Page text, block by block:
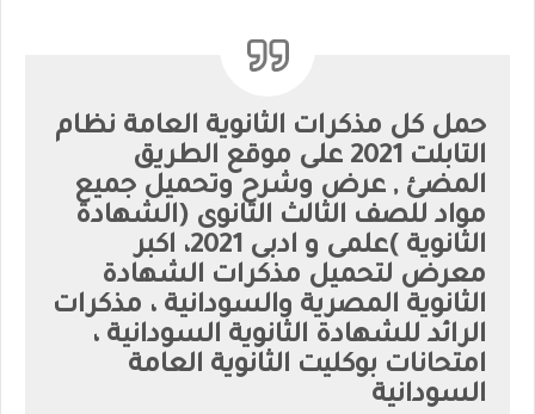
حمل كل مذكرات الثانوية العامة نظام
التابلت 2021 على موقع الطريق
المضئ , عرض وشرح وتحميل جميع
مواد للصف الثالث الثانوى (الشهادة
الثانوية )علمى و ادبى 2021، اكبر
معرض لتحميل مذكرات الشهادة
الثانوية المصرية والسودانية ، مذكرات
الرائد للشهادة الثانوية السودانية ،
امتحانات بوكليت الثانوية العامة
السودانية